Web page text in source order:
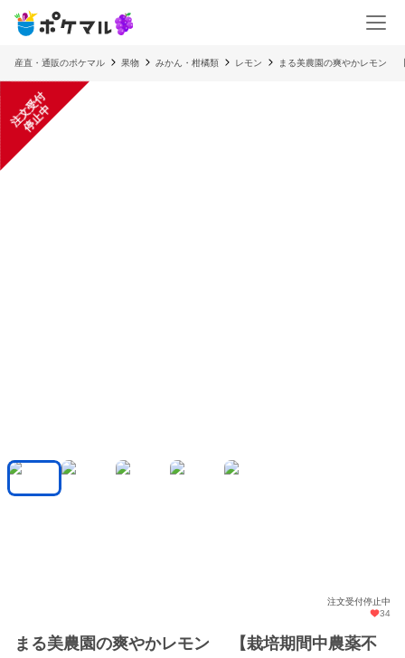
産直・通販のポケマル 果物 みかん・柑橘類 レモン まる美農園の爽やかレモン
注
文
受
付
停
止
中
注文受付停止中
34
まる美農園の爽やかレモン 【栽培期間中農薬不